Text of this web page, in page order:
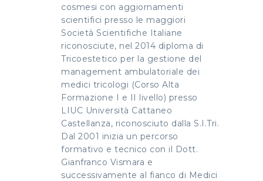
cosmesi con aggiornamenti
scientifici presso le maggiori
Società Scientifiche Italiane
riconosciute, nel 2014 diploma di
Tricoestetico per la gestione del
management ambulatoriale dei
medici tricologi (Corso Alta
Formazione I e II livello) presso
LIUC Università Cattaneo
Castellanza, riconosciuto dalla S.I.Tri.
Dal 2001 inizia un percorso
formativo e tecnico con il Dott.
Gianfranco Vismara e
successivamente al fianco di Medici